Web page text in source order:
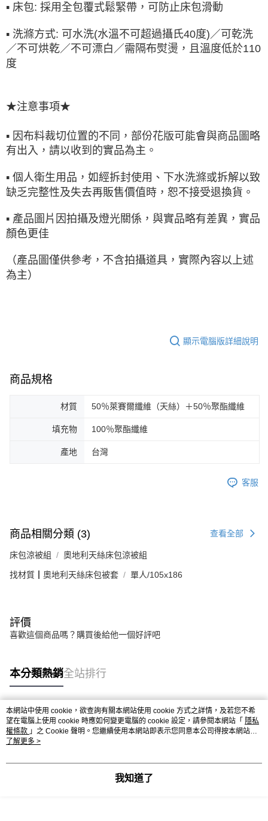
▪ 床包: 採用全包覆式鬆緊帶，可防止床包滑動
▪ 洗滌方式: 可水洗(水溫不可超過攝氏40度)／可乾洗
／不可烘乾／不可漂白／需隔布熨燙，且溫度低於110
度
★注意事項★
▪ 因布料裁切位置的不同，部份花版可能會與商品圖略
有出入，請以收到的實品為主。
▪ 個人衛生用品，如經拆封使用、下水洗滌或拆解以致
缺乏完整性及失去再販售價值時，恕不接受退換貨。
▪ 產品圖片因拍攝及燈光關係，與實品略有差異，實品
顏色更佳
（產品圖僅供參考，不含拍攝道具，實際內容以上述
為主）
顯示電腦版詳細說明
商品規格
材質 50％萊賽爾纖維（天絲）＋50％聚酯纖維
填充物 100％聚酯纖維
產地 台灣
客服
商品相關分類 (3) 查看全部
床包涼被組 奧地利天絲床包涼被組
找材質┃奧地利天絲床包被套 單人/105x186
評價
喜歡這個商品嗎？購買後給他一個好評吧
本分類熱銷全站排行
熱門標籤
本網站中使用 cookie，欲查詢有關本網站使用 cookie 方式之詳情，及若您不希
望在電腦上使用 cookie 時應如何變更電腦的 cookie 設定，請參閱本網站「 隱私
權條款 」之 Cookie 聲明。您繼續使用本網站即表示您同意本公司得按本網站使
用條款之 Cookie 聲明使用 cookie。
了解更多 >
我知道了